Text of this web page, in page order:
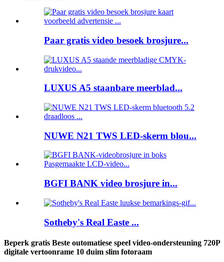
Paar gratis video besoek brosjure...
LUXUS A5 staanbare meerblad...
NUWE N21 TWS LED-skerm blou...
BGFI BANK video brosjure in...
Sotheby's Real Easte ...
Beperk gratis Beste outomatiese speel video-ondersteuning 720P
digitale vertoonrame 10 duim slim fotoraam